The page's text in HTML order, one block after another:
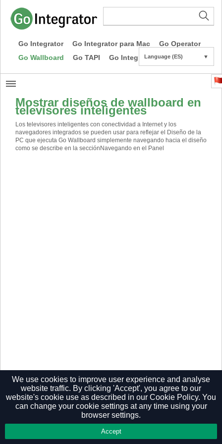
Go Integrator Go Integrator para Mac
Go Operator
Go Wallboard
Go TAPI Go Integrator CE
Language (ES) ▼
Mostrar diseños de wallboard en
televisores inteligentes
Los televisores inteligentes con conectividad a Internet y los
navegadores integrados se pueden usar para reflejar el Diseño de la
PC que ejecuta Go Wallboard simplemente navegando hacia el diseño
como se describe en la sección Navegando en el Panel
Privacy Policy
We use cookies to improve user experience and analyse
website traffic. By clicking 'Accept', you agree to our
website's cookie use as described in our Cookie Policy. You
can change your cookie settings at any time using your
browser settings.
Accept